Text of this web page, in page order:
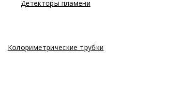
Детекторы пламени
Колориметрические трубки